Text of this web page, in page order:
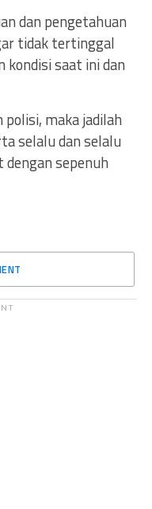
dan pengetahuan
tidak tertinggal
kondisi saat ini dan
maka jadilah
selalu dan selalu
sepenuh